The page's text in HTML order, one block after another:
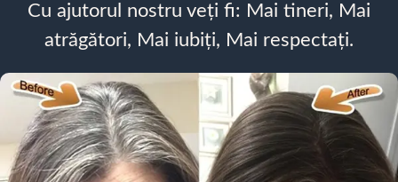
Cu ajutorul nostru veți fi: Mai tineri, Mai
atrăgători, Mai iubiți, Mai respectați.